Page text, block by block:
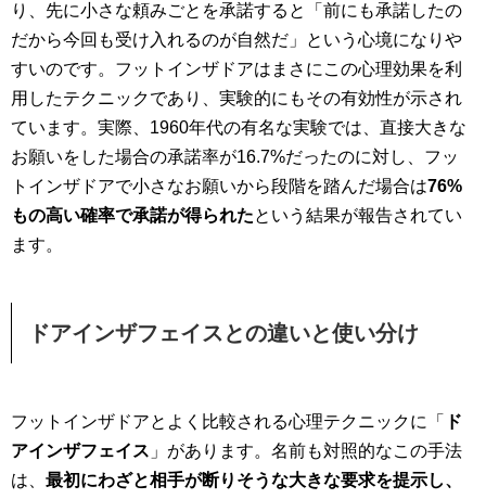
り、先に小さな頼みごとを承諾すると「前にも承諾したの
だから今回も受け入れるのが自然だ」という心境になりや
すいのです。フットインザドアはまさにこの心理効果を利
用したテクニックであり、実験的にもその有効性が示され
ています。実際、1960年代の有名な実験では、直接大きな
お願いをした場合の承諾率が16.7%だったのに対し、フッ
トインザドアで小さなお願いから段階を踏んだ場合は76%
もの高い確率で承諾が得られたという結果が報告されてい
ます。
ドアインザフェイスとの違いと使い分け
フットインザドアとよく比較される心理テクニックに「
ド
アインザフェイス 」があります。名前も対照的なこの手法
は、 最初にわざと相手が断りそうな大きな要求を提示し、